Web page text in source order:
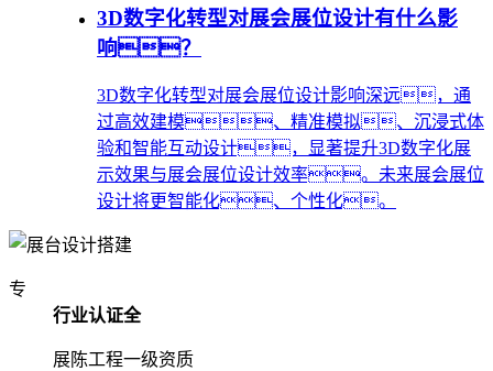
3D数字化转型对展会展位设计有什么影
响？
3D数字化转型对展会展位设计影响深远，通
过高效建模、精准模拟、沉浸式体
验和智能互动设计，显著提升3D数字化展
示效果与展会展位设计效率。未来展会展位
设计将更智能化、个性化。
专
行业认证全
展陈工程一级资质